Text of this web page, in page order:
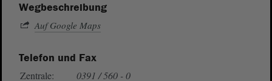
Wegbeschreibung
Auf Google Maps
Telefon und Fax
Zentrale:
0391 / 560 - 0